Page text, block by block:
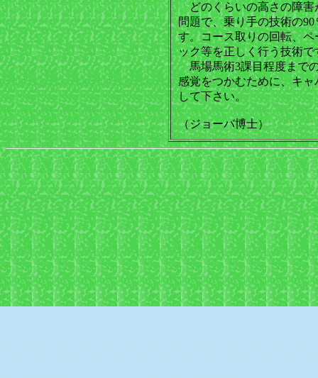
どのくらいの高さの障害
問題で、乗り手の技術の
す。コース取りの回転、
ック等を正しく行う技術で
馬場馬術3課目程度まで
感覚をつかむために、キ
して下さい。
（ジョーバ博士）